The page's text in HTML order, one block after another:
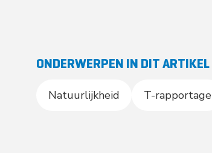
ONDERWERPEN IN DIT ARTIKEL
Natuurlijkheid T-rapportage